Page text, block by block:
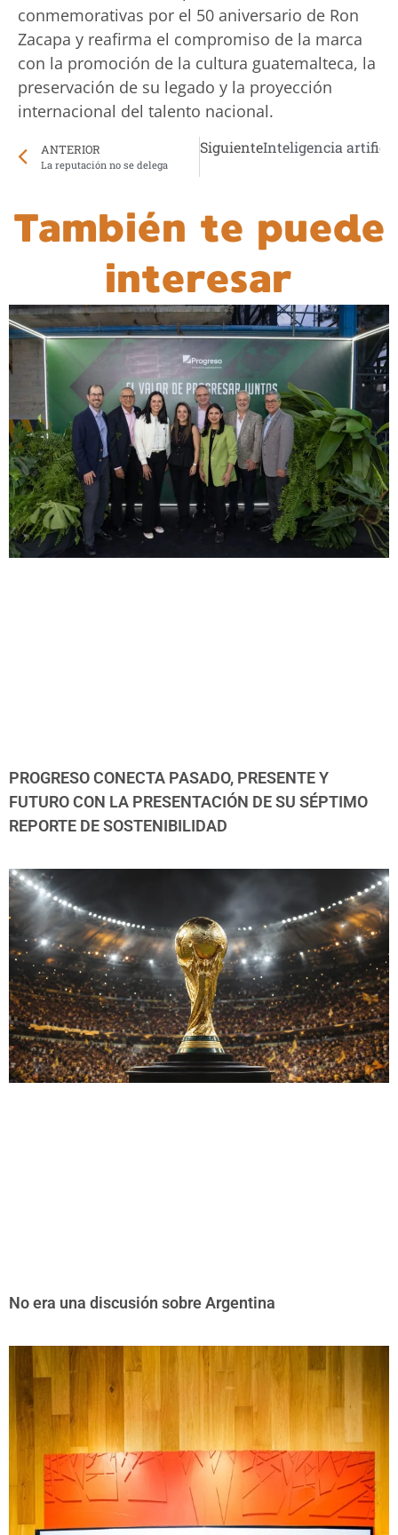
conmemorativas por el 50 aniversario de Ron
Zacapa y reafirma el compromiso de la marca
con la promoción de la cultura guatemalteca, la
preservación de su legado y la proyección
internacional del talento nacional.
ANTERIOR
La reputación no se delega
SiguienteInteligencia
También te puede
interesar
PROGRESO CONECTA PASADO, PRESENTE Y
FUTURO CON LA PRESENTACIÓN DE SU SÉPTIMO
REPORTE DE SOSTENIBILIDAD
No era una discusión sobre Argentina